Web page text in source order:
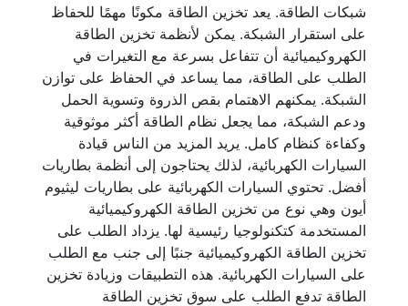
شبكات الطاقة. يعد تخزين الطاقة مكونًا مهمًا للحفاظ
على استقرار الشبكة. يمكن لأنظمة تخزين الطاقة
الكهروكيميائية أن تتفاعل بسرعة مع التغيرات في
الطلب على الطاقة، مما يساعد في الحفاظ على توازن
الشبكة. يمكنهم الاهتمام بقص الذروة وتسوية الحمل
ودعم الشبكة، مما يجعل نظام الطاقة أكثر موثوقية
وكفاءة كنظام كامل. يريد المزيد من الناس قيادة
السيارات الكهربائية، لذلك يحتاجون إلى أنظمة بطاريات
أفضل. تحتوي السيارات الكهربائية على بطاريات ليثيوم
أيون وهي نوع من تخزين الطاقة الكهروكيميائية
المستخدمة كتكنولوجيا رئيسية لها. يزداد الطلب على
تخزين الطاقة الكهروكيميائية جنبًا إلى جنب مع الطلب
على السيارات الكهربائية. هذه التطبيقات وزيادة تخزين
الطاقة تدفع الطلب على سوق تخزين الطاقة